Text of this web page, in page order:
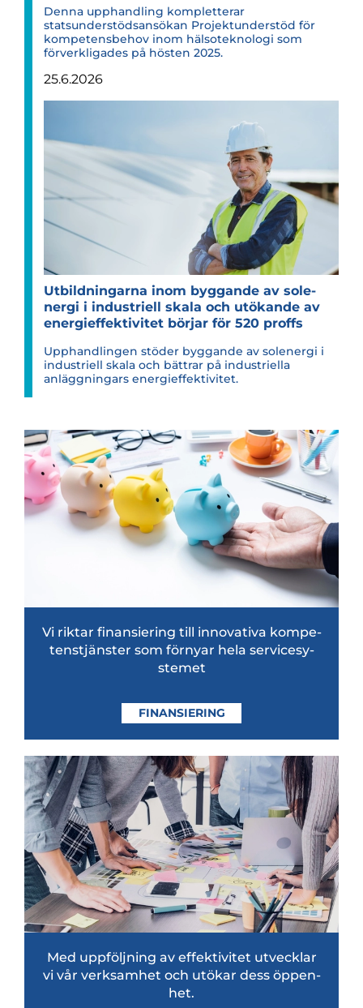
Denna upphandling kompletterar
statsunderstödsansökan Projektunderstöd för
kompetensbehov inom hälsoteknologi som
förverkligades på hösten 2025.
25.6.2026
Utbild­ning­arna inom byg­gande av sole­
nergi i indust­ri­ell skala och utö­kande av
ener­gi­ef­fek­ti­vi­tet bör­jar för 520 proffs
Upphandlingen stöder byggande av solenergi i
industriell skala och bättrar på industriella
anläggningars energieffektivitet.
Vi rik­tar finan­sie­ring till inno­va­tiva kom­pe­
tens­tjäns­ter som för­nyar hela ser­vice­sy­
ste­met
FINANSIERING
Med upp­följ­ning av effek­ti­vi­tet utveck­lar
vi vår verk­sam­het och utö­kar dess öppen­
het.